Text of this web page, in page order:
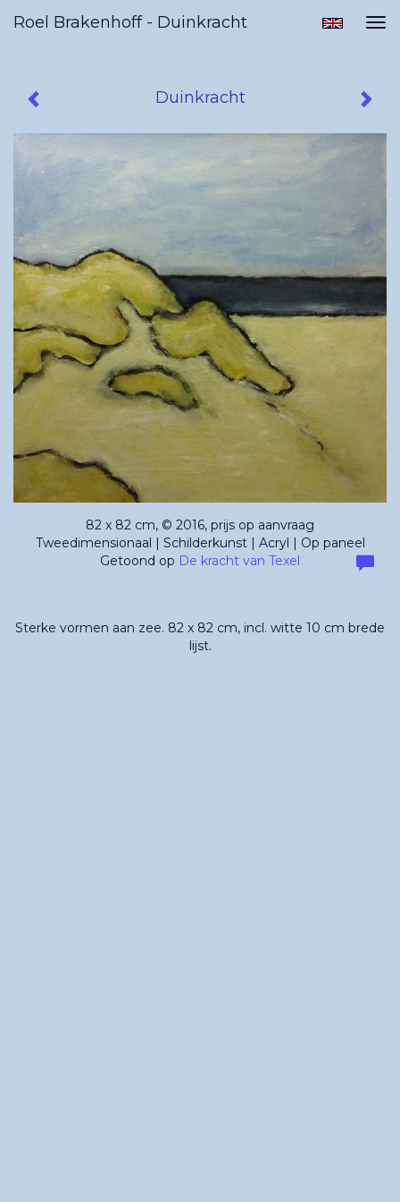
Roel Brakenhoff - Duinkracht
Duinkracht
82 x 82 cm, © 2016, prijs op aanvraag
Tweedimensionaal | Schilderkunst | Acryl | Op paneel
Getoond op De kracht van Texel
Sterke vormen aan zee. 82 x 82 cm, incl. witte 10 cm brede
lijst.